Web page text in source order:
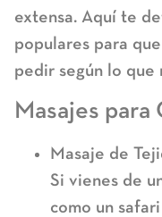
extensa. Aquí te
populares para
pedir según lo que
Masajes
Masaje de
Si vienes de
como un